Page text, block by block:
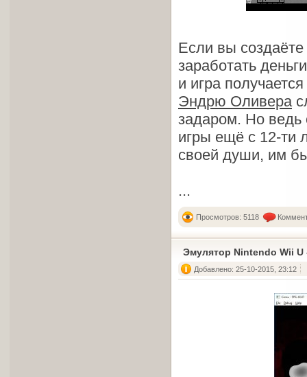
Если вы
заработать
и игра
Эндрю Оливера
задаром. Но ведь
игры ещё с 12-ти
своей души, им
...
Просмотров: 5118
Эмулятор Nintendo Wii U
Добавлено: 25-10-2015, 23:12